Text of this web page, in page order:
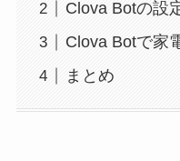
Clova Botの設
Clova Botで家
まとめ